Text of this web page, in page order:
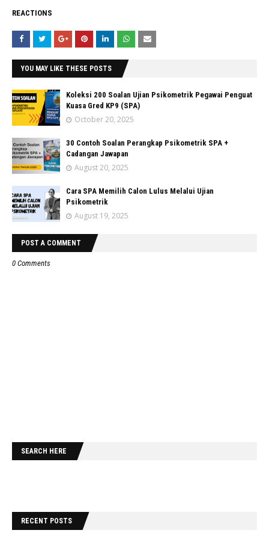
REACTIONS
YOU MAY LIKE THESE POSTS
Koleksi 200 Soalan Ujian Psikometrik Pegawai Penguat
Kuasa Gred KP9 (SPA)
October 20, 2025
30 Contoh Soalan Perangkap Psikometrik SPA +
Cadangan Jawapan
August 20, 2025
Cara SPA Memilih Calon Lulus Melalui Ujian
Psikometrik
August 19, 2025
POST A COMMENT
0 Comments
SEARCH HERE
RECENT POSTS